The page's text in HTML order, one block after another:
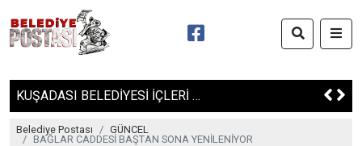
Belediye Postası
GÜNCEL
BAĞLAR CADDESİ BAŞTAN SONA YENİLENİYOR